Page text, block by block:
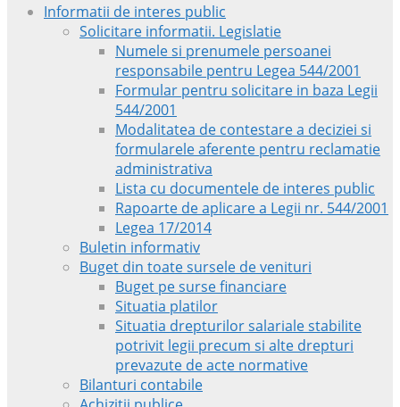
Informatii de interes public
Solicitare informatii. Legislatie
Numele si prenumele persoanei
responsabile pentru Legea 544/2001
Formular pentru solicitare in baza Legii
544/2001
Modalitatea de contestare a deciziei si
formularele aferente pentru reclamatie
administrativa
Lista cu documentele de interes public
Rapoarte de aplicare a Legii nr. 544/2001
Legea 17/2014
Buletin informativ
Buget din toate sursele de venituri
Buget pe surse financiare
Situatia platilor
Situatia drepturilor salariale stabilite
potrivit legii precum si alte drepturi
prevazute de acte normative
Bilanturi contabile